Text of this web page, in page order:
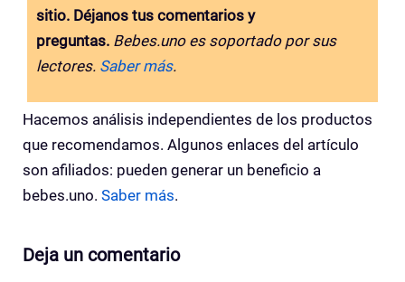
sitio. Déjanos tus comentarios y
preguntas. Bebes.uno es soportado por sus
lectores. Saber más.
Hacemos análisis independientes de los productos
que recomendamos. Algunos enlaces del artículo
son afiliados: pueden generar un beneficio a
bebes.uno. Saber más.
Deja un comentario